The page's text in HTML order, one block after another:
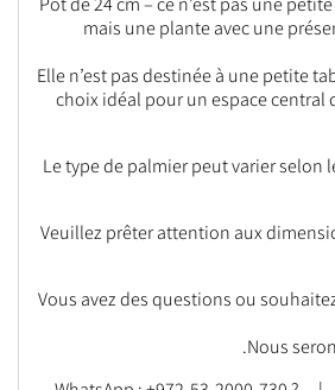
mais une plante avec une
Elle n’est pas destinée à une petite
choix idéal pour un espace central
Le type de palmier peut varier selon
Veuillez prêter attention aux
Vous avez des questions ou
Nous